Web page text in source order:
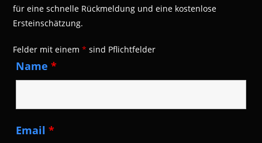
für eine schnelle Rückmeldung und eine kostenlose
Ersteinschätzung.
Felder mit einem* sind Pflichtfelder
Name*
Email*